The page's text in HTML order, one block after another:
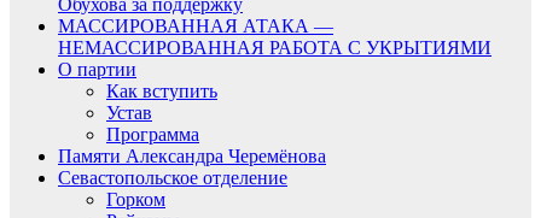
Обухова за поддержку
МАССИРОВАННАЯ АТАКА —
НЕМАССИРОВАННАЯ РАБОТА С УКРЫТИЯМИ
О партии
Как вступить
Устав
Программа
Памяти Александра Черемёнова
Севастопольское отделение
Горком